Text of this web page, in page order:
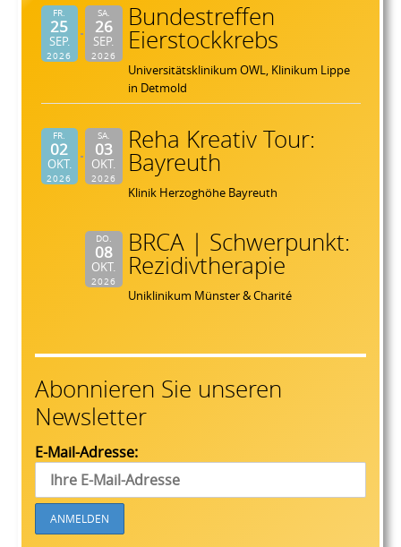
FR.
25
SEP.
2026
SA.
26
SEP.
2026
Bundestreffen
Eierstockkrebs
Universitätsklinikum OWL, Klinikum Lippe
in Detmold
FR.
02
OKT.
2026
SA.
03
OKT.
2026
Reha Kreativ Tour:
Bayreuth
Klinik Herzoghöhe Bayreuth
DO.
08
OKT.
2026
BRCA | Schwerpunkt:
Rezidivtherapie
Uniklinikum Münster & Charité
Abonnieren Sie unseren
Newsletter
E-Mail-Adresse: